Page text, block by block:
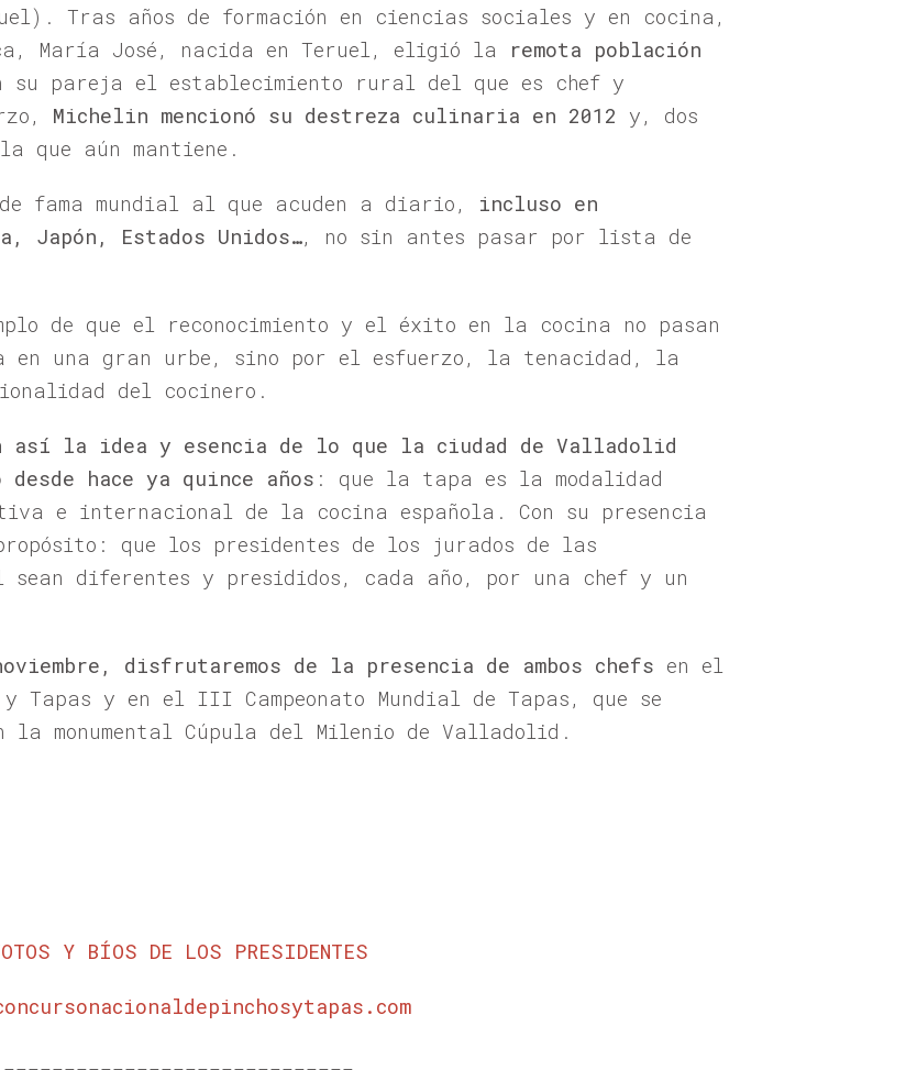
Tras años de formación en ciencias sociales y en cocina,
María José, nacida en Teruel, eligió la
remota población
su pareja el establecimiento rural del que es chef y
Michelin mencionó su destreza culinaria en 2012 y, dos
que aún mantiene.
fama mundial al que acuden a diario, incluso en
Japón, Estados Unidos…, no sin antes pasar por lista de
de que el reconocimiento y el éxito en la cocina no pasan
en una gran urbe, sino por el esfuerzo, la tenacidad, la
del cocinero.
así la idea y esencia de lo que la ciudad de Valladolid
hace ya quince años : que la tapa es la modalidad
e internacional de la cocina española. Con su presencia
que los presidentes de los jurados de las
sean diferentes y presididos, cada año, por una chef y un
disfrutaremos de la presencia de ambos chefs en el
y Tapas y en el III Campeonato Mundial de Tapas, que se
la monumental Cúpula del Milenio de Valladolid.
Y BÍOS DE LOS PRESIDENTES